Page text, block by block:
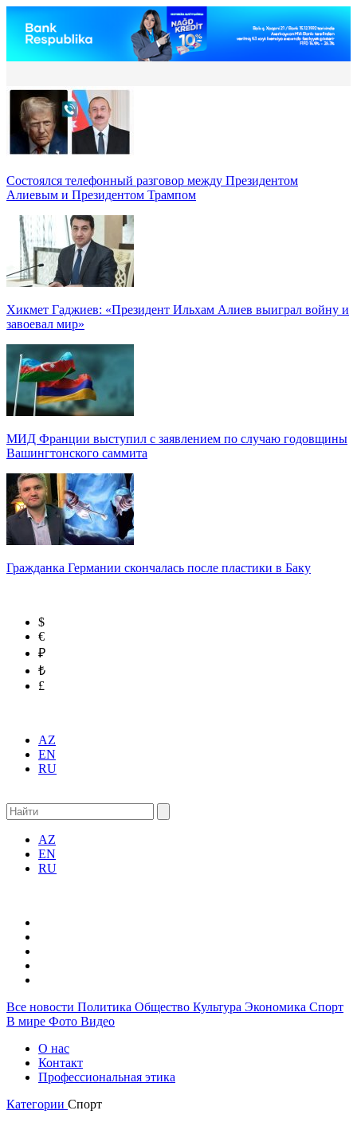
Состоялся телефонный разговор между Президентом
Алиевым и Президентом Трампом
Хикмет Гаджиев: «Президент Ильхам Алиев выиграл войну и
завоевал мир»
МИД Франции выступил с заявлением по случаю годовщины
Вашингтонского саммита
Гражданка Германии скончалась после пластики в Баку
$
€
₽
₺
£
AZ
EN
RU
AZ
EN
RU
Все новости Политика Общество Культура Экономика Спорт
В мире Фото Видео
О нас
Контакт
Профессиональная этика
Категории Спорт